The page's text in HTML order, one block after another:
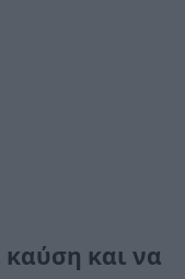
καύση και να